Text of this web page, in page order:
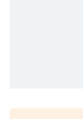
Subtitles